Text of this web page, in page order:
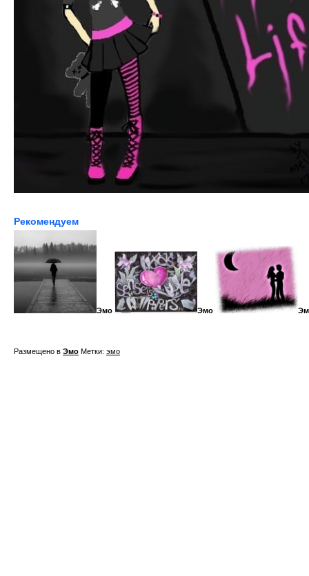
Рекомендуем
Эмо Эмо
Размещено в Эмо Метки: эмо